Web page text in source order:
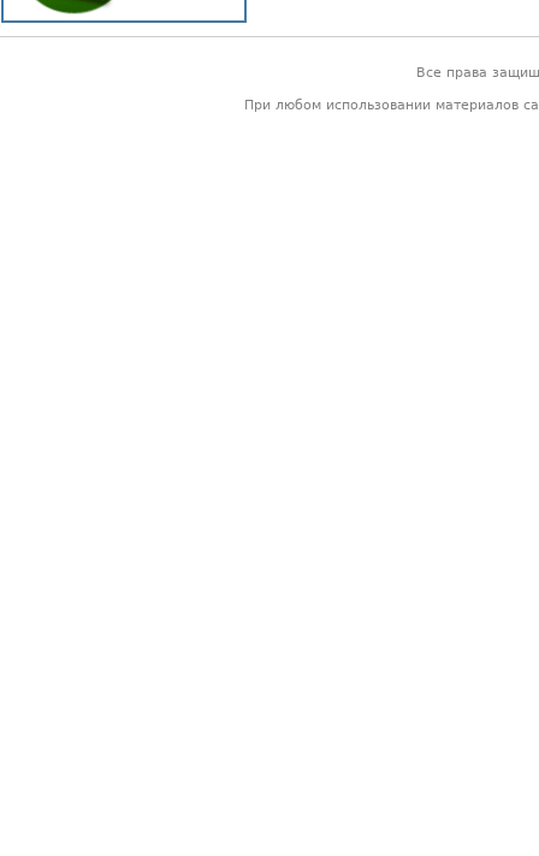
Все права
При любом использовании материалов